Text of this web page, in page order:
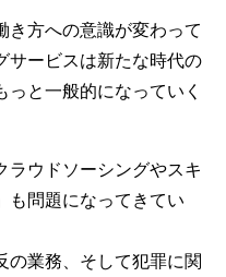
き方への意識が変わって
サービスは新たな時代の
と一般的になっていく
ラウドソーシングやスキ
も問題になってきてい
の業務、そして犯罪に関